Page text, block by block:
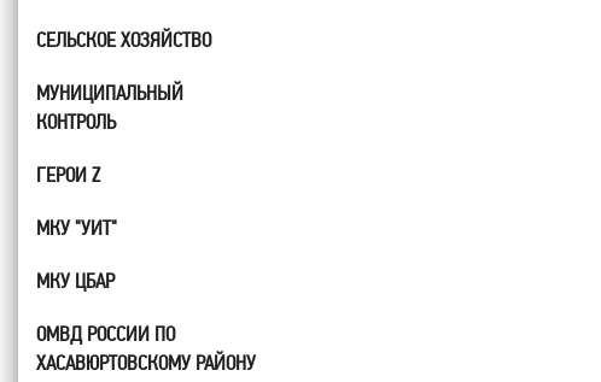
СЕЛЬСКОЕ ХОЗЯЙСТВО
МУНИЦИПАЛЬНЫЙ
КОНТРОЛЬ
ГЕРОИ Z
МКУ "УИТ"
МКУ ЦБАР
ОМВД РОССИИ ПО
ХАСАВЮРТОВСКОМУ РАЙОНУ